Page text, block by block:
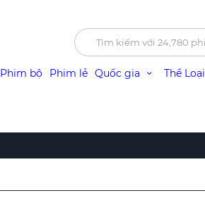
Phim bộ Phim lẻ Quốc gia Thể Loại